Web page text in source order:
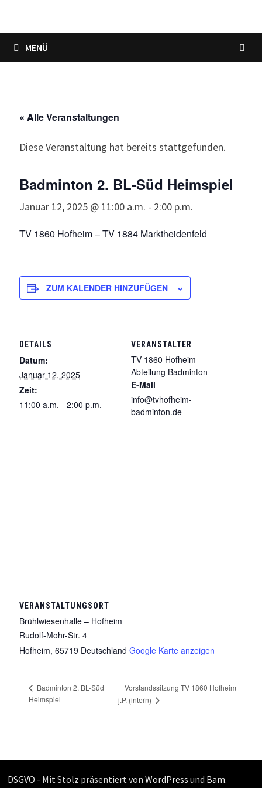
MENÜ
« Alle Veranstaltungen
Diese Veranstaltung hat bereits stattgefunden.
Badminton 2. BL-Süd Heimspiel
Januar 12, 2025 @ 11:00 a.m. - 2:00 p.m.
TV 1860 Hofheim – TV 1884 Marktheidenfeld
ZUM KALENDER HINZUFÜGEN
DETAILS
Datum:
Januar 12, 2025
Zeit:
11:00 a.m. - 2:00 p.m.
VERANSTALTER
TV 1860 Hofheim –
Abteilung Badminton
E-Mail
info@tvhofheim-
badminton.de
VERANSTALTUNGSORT
Brühlwiesenhalle – Hofheim
Rudolf-Mohr-Str. 4
Hofheim, 65719 Deutschland Google Karte anzeigen
Badminton 2. BL-Süd
Heimspiel
Vorstandssitzung TV 1860 Hofheim
j.P. (intern)
DSGVO - Mit Stolz präsentiert von WordPress und Bam.